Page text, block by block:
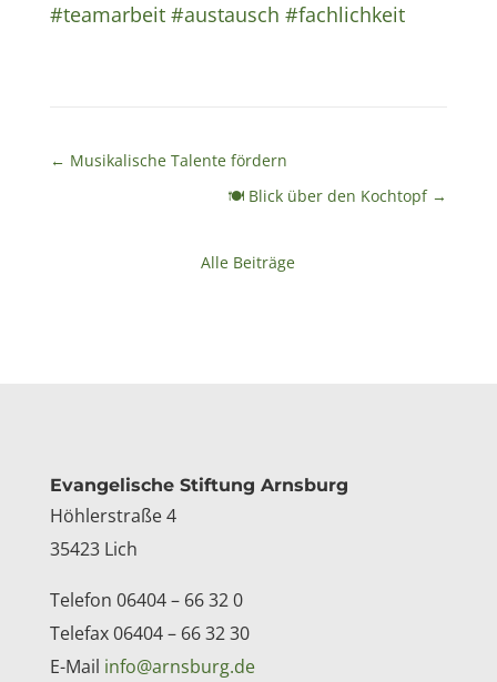
#teamarbeit #austausch #fachlichkeit
← Musikalische Talente fördern
🍽 Blick über den Kochtopf→
Alle Beiträge
Kontakt
Evangelische Stiftung Arnsburg
Höhlerstraße 4
35423 Lich
Telefon 06404 – 66 32 0
Telefax 06404 – 66 32 30
E-Mail info@arnsburg.de